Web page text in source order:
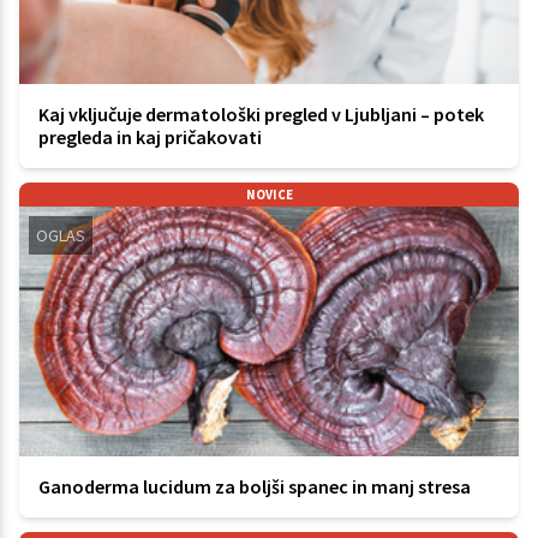
Kaj vključuje dermatološki pregled v Ljubljani – potek
pregleda in kaj pričakovati
NOVICE
OGLAS
Ganoderma lucidum za boljši spanec in manj stresa